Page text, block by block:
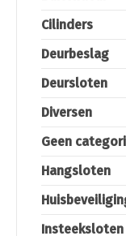
Cilinders
Deurbeslag
Deursloten
Diversen
Geen
Hangsloten
Insteeksloten